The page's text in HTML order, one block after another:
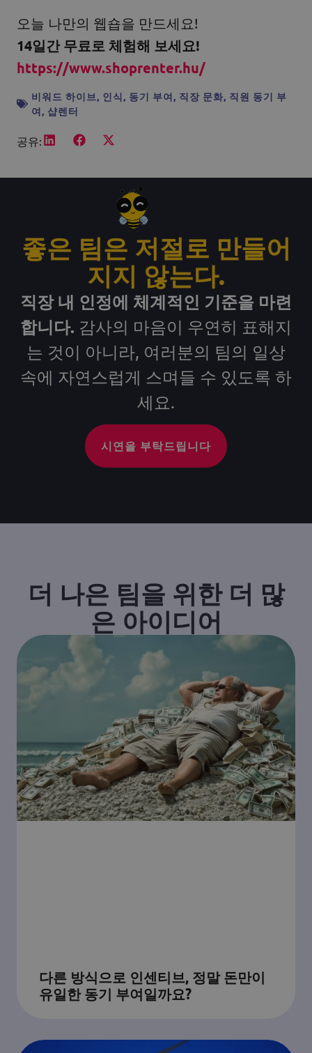
오늘 나만의 웹숍을 만드세요!
14일간 무료로 체험해 보세요!
https://www.shoprenter.hu/
비워드 하이브, 인식, 동기 부여, 직장 문화, 직원 동기 부
여, 샵렌터
공유:
좋은 팀은 저절로 만들어
지지 않는다.
직장 내 인정에 체계적인 기준을 마련
합니다. 감사의 마음이 우연히 표해지
는 것이 아니라, 여러분의 팀의 일상
속에 자연스럽게 스며들 수 있도록 하
세요.
시연을 부탁드립니다
더 나은 팀을 위한 더 많
은 아이디어
다른 방식으로 인센티브, 정말 돈만이
유일한 동기 부여일까요?